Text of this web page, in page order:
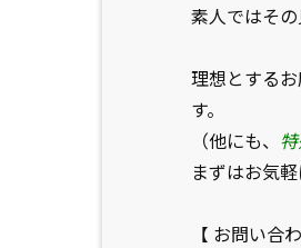
素人ではそ
理想とする
す。
（他にも、
まずはお気
【 お問い合